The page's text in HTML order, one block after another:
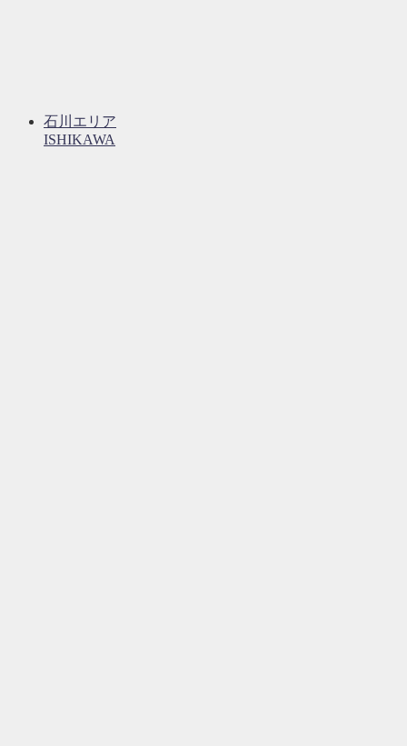
石川エリア
ISHIKAWA